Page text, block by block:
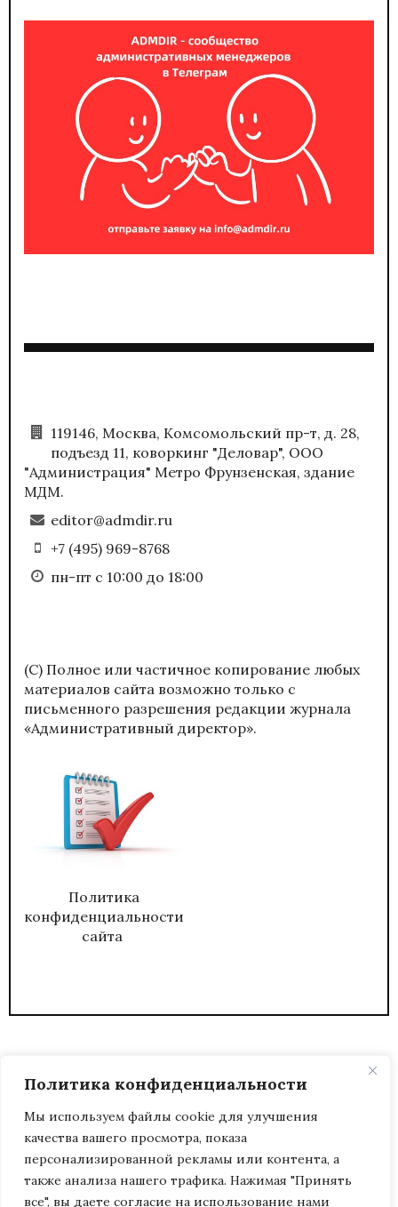
Политика конфиденциальности
Мы используем файлы cookie для улучшения
качества вашего просмотра, показа
персонализированной рекламы или контента, а
также анализа нашего трафика. Нажимая "Принять
все", вы даете согласие на использование нами
119146, Москва, Комсомольский пр-т, д. 28,
подъезд 11, коворкинг "Деловар", ООО
"Администрация" Метро Фрунзенская, здание
МДМ.
editor@admdir.ru
+7 (495) 969-8768
пн-пт с 10:00 до 18:00
(С) Полное или частичное копирование любых
материалов сайта возможно только с
письменного разрешения редакции журнала
«Административный директор».
Политика
конфиденциальности
сайта
ДИРЕКТОР.